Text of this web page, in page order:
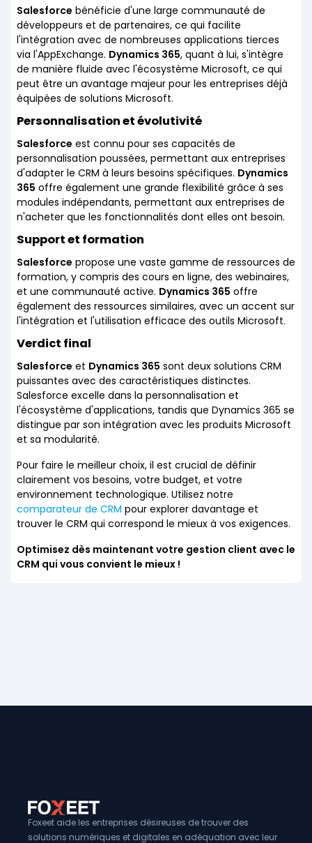
Salesforce bénéficie d'une large communauté de
développeurs et de partenaires, ce qui facilite
l'intégration avec de nombreuses applications tierces
via l'AppExchange. Dynamics 365, quant à lui, s'intègre
de manière fluide avec l'écosystème Microsoft, ce qui
peut être un avantage majeur pour les entreprises déjà
équipées de solutions Microsoft.
Personnalisation et évolutivité
Salesforce est connu pour ses capacités de
personnalisation poussées, permettant aux entreprises
d'adapter le CRM à leurs besoins spécifiques. Dynamics
365 offre également une grande flexibilité grâce à ses
modules indépendants, permettant aux entreprises de
n'acheter que les fonctionnalités dont elles ont besoin.
Support et formation
Salesforce propose une vaste gamme de ressources de
formation, y compris des cours en ligne, des webinaires,
et une communauté active. Dynamics 365 offre
également des ressources similaires, avec un accent sur
l'intégration et l'utilisation efficace des outils Microsoft.
Verdict final
Salesforce et Dynamics 365 sont deux solutions CRM
puissantes avec des caractéristiques distinctes.
Salesforce excelle dans la personnalisation et
l'écosystème d'applications, tandis que Dynamics 365 se
distingue par son intégration avec les produits Microsoft
et sa modularité.
Pour faire le meilleur choix, il est crucial de définir
clairement vos besoins, votre budget, et votre
environnement technologique. Utilisez notre
comparateur de CRM pour explorer davantage et
trouver le CRM qui correspond le mieux à vos exigences.
Optimisez dès maintenant votre gestion client avec le
CRM qui vous convient le mieux !
Foxeet aide les entreprises désireuses de trouver des
solutions numériques et digitales en adéquation avec leur